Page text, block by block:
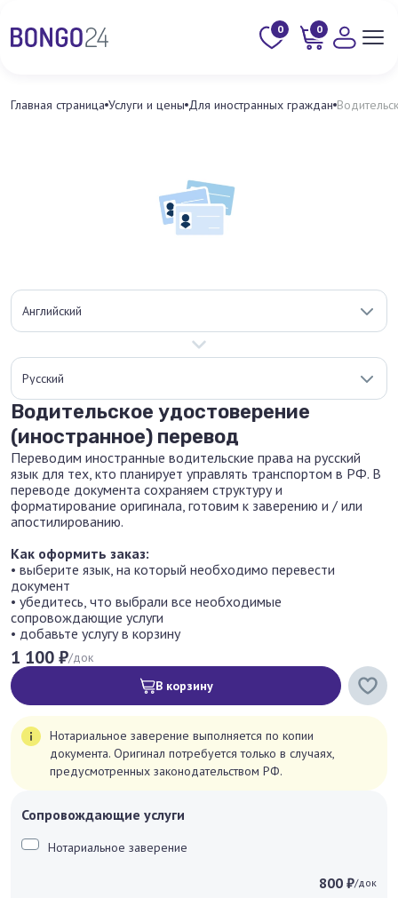
0 0
Главная страница Услуги и цены Для иностранных граждан
Английский
Русский
Сопровождающие услуги
Нотариальное заверение
800 ₽/док
Водительское удостоверение
(иностранное) перевод
Переводим иностранные водительские права на русский
язык для тех, кто планирует управлять транспортом в РФ. В
переводе документа сохраняем структуру и
форматирование оригинала, готовим к заверению и / или
апостилированию.
Как оформить заказ:
• выберите язык, на который необходимо перевести
документ
• убедитесь, что выбрали все необходимые
сопровождающие услуги
• добавьте услугу в корзину
1 100 ₽/док
В корзину
Нотариальное заверение выполняется по копии
документа. Оригинал потребуется только в случаях,
предусмотренных законодательством РФ.